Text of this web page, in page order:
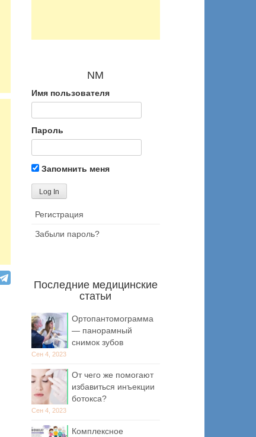
NM
Имя пользователя
Пароль
Запомнить меня
Регистрация
Забыли пароль?
Последние медицинские
статьи
Ортопантомограмма
— панорамный
снимок зубов
Сен 4, 2023
От чего же помогают
избавиться инъекции
ботокса?
Сен 4, 2023
Комплексное